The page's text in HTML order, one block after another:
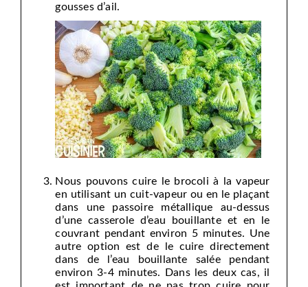
gousses d’ail.
Nous pouvons cuire le brocoli à la vapeur
en utilisant un cuit-vapeur ou en le plaçant
dans une passoire métallique au-dessus
d’une casserole d’eau bouillante et en le
couvrant pendant environ 5 minutes. Une
autre option est de le cuire directement
dans de l’eau bouillante salée pendant
environ 3-4 minutes. Dans les deux cas, il